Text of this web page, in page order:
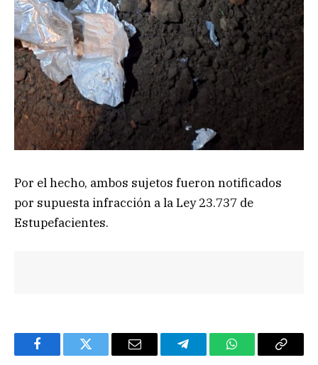
Por el hecho, ambos sujetos fueron notificados
por supuesta infracción a la Ley 23.737 de
Estupefacientes.
FacebookTwitter Email TelegramWhatsAppCopy